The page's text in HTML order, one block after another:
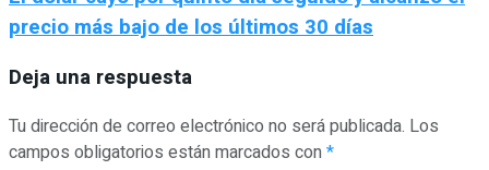
precio más bajo de los últimos 30 días
Deja una respuesta
Tu dirección de correo electrónico no será publicada. Los
campos obligatorios están marcados con*